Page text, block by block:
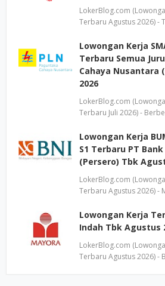
LokerBlog.com
Terbaru Agustus 2026) -
Lowongan Kerja
Terbaru Semua
Cahaya Nusantara
2026
LokerBlog.com
Terbaru Juli 2026) -
Lowongan Kerja
S1 Terbaru PT
(Persero) Tbk
LokerBlog.com
Terbaru Agustus 2026) -
Lowongan Kerja
Indah Tbk Agustus
LokerBlog.com
Terbaru Agustus 2026) -